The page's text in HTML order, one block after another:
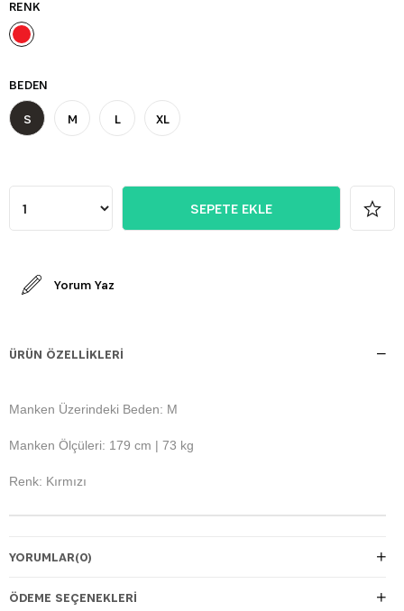
RENK
BEDEN
S M L XL
Yorum Yaz
ÜRÜN ÖZELLIKLERI
Manken Üzerindeki Beden: M
Manken Ölçüleri: 179 cm | 73 kg
Renk: Kırmızı
YORUMLAR(0)
ÖDEME SEÇENEKLERI